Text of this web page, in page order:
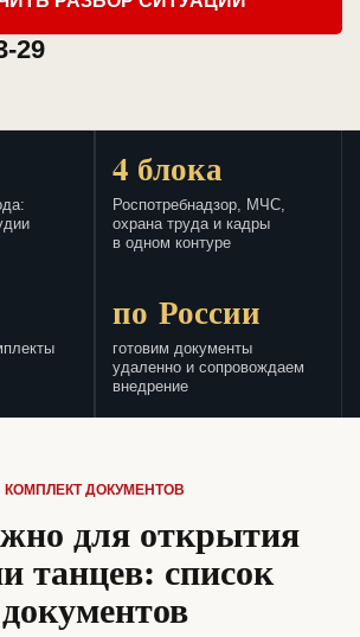
29
4 блока
Роспотребнадзор, МЧС,
охрана труда и кадры
в одном контуре
по России
готовим документы
удаленно и сопровождаем
внедрение
КОМПЛЕКТ ДОКУМЕНТОВ
для открытия
танцев: список
документов